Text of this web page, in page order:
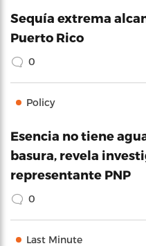
Sequía extrema
Puerto Rico
0
Policy
Esencia no tiene
basura, revela
representante PNP
0
Last Minute